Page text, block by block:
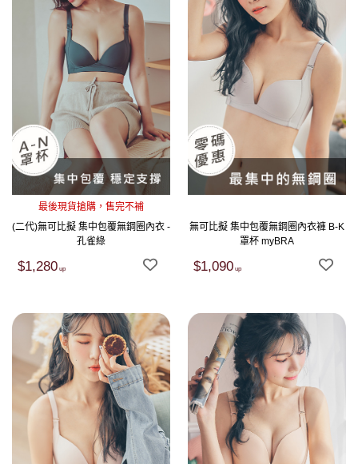
最後現貨搶購，售完不補
(二代)無可比擬 集中包覆無鋼圈內衣 -
孔雀綠
$1,280
無可比擬 集中包覆無鋼圈內衣褲 B-K
罩杯 myBRA
$1,090